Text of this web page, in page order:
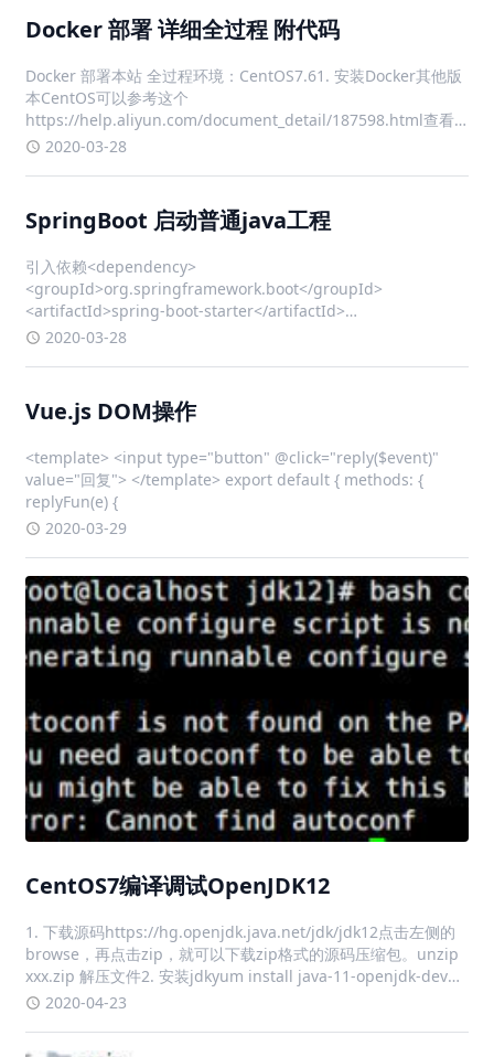
Docker 部署 详细全过程 附代码
Docker 部署本站 全过程环境：CentOS7.61. 安装Docker其他版
本CentOS可以参考这个
https://help.aliyun.com/document_detail/187598.html查看
本机内核版本，内核版本需高于 3.10uname -r 确保 yum 包最新
2020-03-28
SpringBoot 启动普通java工程
引入依赖<dependency>
<groupId>org.springframework.boot</groupId>
<artifactId>spring-boot-starter</artifactId>
<version>2.0.9</version> </dependency>
2020-03-28
Vue.js DOM操作
<template> <input type="button" @click="reply($event)"
value="回复"> </template> export default { methods: {
replyFun(e) {
2020-03-29
CentOS7编译调试OpenJDK12
1. 下载源码https://hg.openjdk.java.net/jdk/jdk12点击左侧的
browse，再点击zip，就可以下载zip格式的源码压缩包。unzip
xxx.zip 解压文件2. 安装jdkyum install java-11-openjdk-devel
-y3. 运行con
2020-04-23